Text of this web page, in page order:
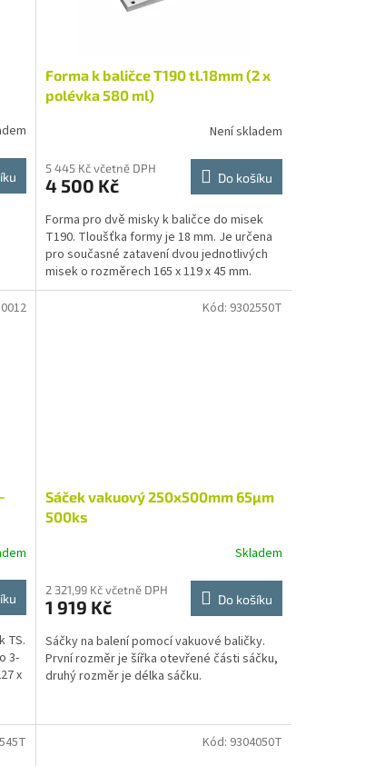
Forma k baličce T190 tl.18mm (2 x
polévka 580 ml)
Není skladem
5 445 Kč včetně DPH
4 500 Kč Do košíku
Forma pro dvě misky k baličce do misek
T190. Tloušťka formy je 18 mm. Je určena
pro současné zatavení dvou jednotlivých
misek o rozměrech 165 x 119 x 45 mm.
TS.
3-
x
Sáček vakuový 250x500mm 65µm
500ks
Skladem
2 321,99 Kč včetně DPH
1 919 Kč Do košíku
Sáčky na balení pomocí vakuové baličky.
První rozměr je šířka otevřené části sáčku,
druhý rozměr je délka sáčku.
Kód: 9302550T
Kód: 9304050T